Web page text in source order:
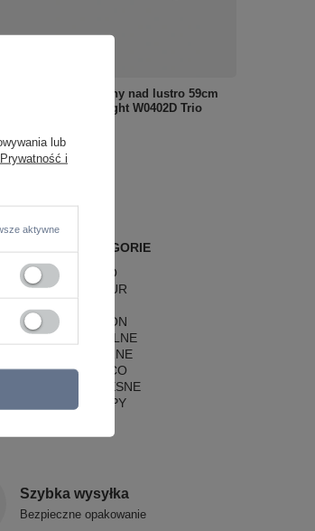
kinkiet podłużny nad lustro 59cm
LED 3000K Maxlight W0402D Trio
POPULARNE KATEGORIE
LAMPY RETRO
LAMPY GLAMOUR
LAMPY HAMPTON
LAMPY RUSTYKALNE
LAMPY KLASYCZNE
LAMPY ART DECO
LAMPY NOWOCZESNE
STYLOWE LAMPY
Szybka wysyłka
Bezpieczne opakowanie
lub
Prywatność i
aktywne